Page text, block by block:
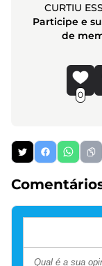
CURTIU
Participe e
de
0